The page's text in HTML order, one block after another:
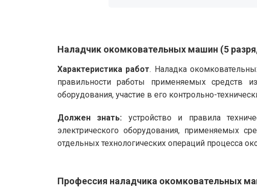
Наладчик окомковательных машин (5
Характеристика работ. Наладка
правильности работы применяемых средств
оборудования, участие в его контрольно-
Должен знать: устройство и правила
электрического оборудования, применяемых
отдельных технологических операций процесса
Профессия наладчика окомковательных